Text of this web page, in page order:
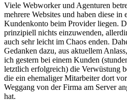
Viele Webworker und Agenturen
mehrere Websites und haben diese in
Kundenkonto beim Provider liegen.
prinzipiell nichts einzuwenden,
auch sehr leicht im Chaos enden.
Gedanken dazu, aus aktuellem
ich gestern bei einem Kunden
letztlich erfolgreich) die Verwüstung
die ein ehemaliger Mitarbeiter dort
Weggang von der Firma am Server
hat.